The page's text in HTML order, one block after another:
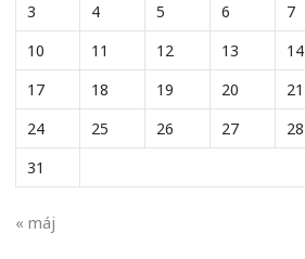
3
4 5 6 7
10
11 12 13 14
17
18 19 20 21
24
25 26 27 28
31
« máj